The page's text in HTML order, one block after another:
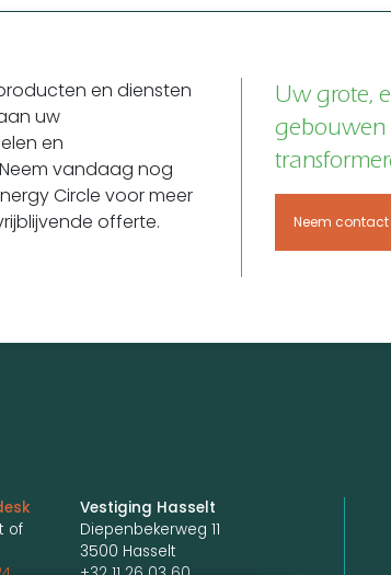
en diensten
uw
en
vandaag nog
Circle voor meer
offerte.
Uw grote,
gebouwen
Neem contact
of
Vestiging Hasselt
Diepenbekerweg 11
3500 Hasselt